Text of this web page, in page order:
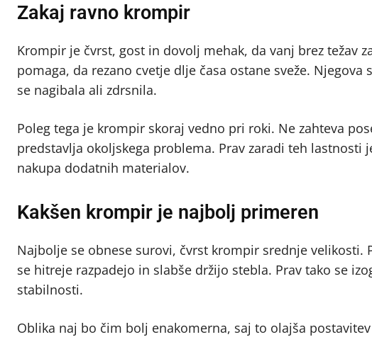
Zakaj ravno krompir
Krompir je čvrst, gost in dovolj mehak, da vanj brez težav
pomaga, da rezano cvetje dlje časa ostane sveže.
se nagibala ali zdrsnila.
Poleg tega je krompir skoraj vedno pri roki. Ne zahteva
predstavlja okoljskega problema. Prav zaradi teh lastnosti
nakupa dodatnih materialov.
Kakšen krompir je najbolj primeren
Najbolje se obnese surovi, čvrst krompir srednje
se hitreje razpadejo in slabše držijo stebla. Prav tako se
stabilnosti.
Oblika naj bo čim bolj enakomerna, saj to olajša